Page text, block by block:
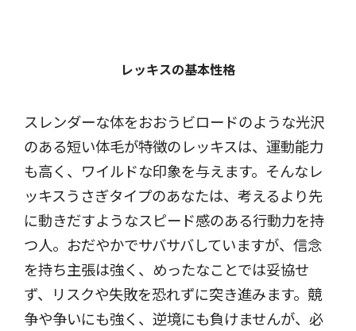
レッキスの基本性格
スレンダーな体をおおうビロードのような光沢
のある短い体毛が特徴のレッキスは、運動能力
も高く、ワイルドな印象を与えます。そんなレ
ッキスうさぎタイプのあなたは、考えるより先
に動きだすようなスピード感のある行動力を持
つ人。おだやかでサバサバしていますが、信念
を持ち主張は強く、めったなことでは妥協せ
ず、リスクや失敗を恐れずに突き進みます。競
争や争いにも強く、逆境にも負けませんが、必